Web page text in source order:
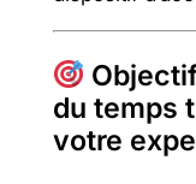
du temps
votre